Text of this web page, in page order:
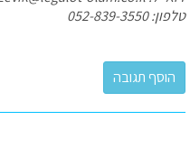
טלפון: 052-839-3550